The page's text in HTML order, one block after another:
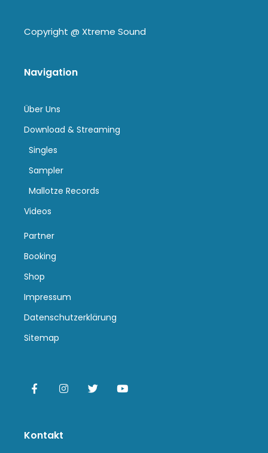
Copyright @ Xtreme Sound
Navigation
Über Uns
Download & Streaming
Singles
Sampler
Mallotze Records
Videos
Partner
Booking
Shop
Impressum
Datenschutzerklärung
Sitemap
Kontakt